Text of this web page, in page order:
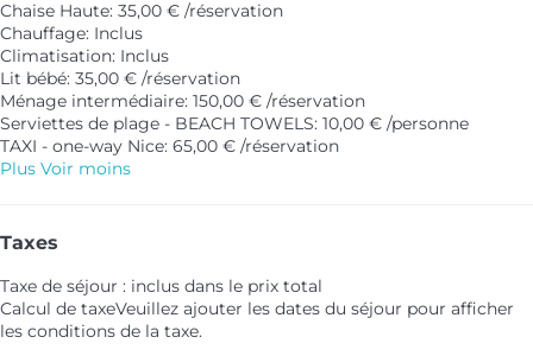
Chaise Haute: 35,00 € /réservation
Chauffage: Inclus
Climatisation: Inclus
Lit bébé: 35,00 € /réservation
Ménage intermédiaire: 150,00 € /réservation
Serviettes de plage - BEACH TOWELS: 10,00 € /personne
TAXI - one-way Nice: 65,00 € /réservation
Plus Voir moins
Taxes
Taxe de séjour : inclus dans le prix total
Calcul de taxeVeuillez ajouter les dates du séjour pour afficher
les conditions de la taxe.